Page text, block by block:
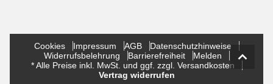
Cookies Impressum AGB
Datenschutzhinweise
Widerrufsbelehrung
Barrierefreiheit
Melden
* Alle Preise inkl. MwSt. und ggf. zzgl. Versandkosten
Vertrag widerrufen